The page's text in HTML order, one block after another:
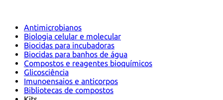
Antimicrobianos
Biologia celular e molecular
Biocidas para incubadoras
Biocidas para banhos de água
Compostos e reagentes bioquímicos
Glicosciência
Imunoensaios e anticorpos
Bibliotecas de compostos